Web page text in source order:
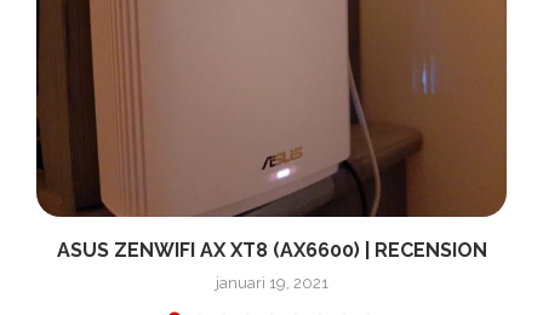
ASUS ZENWIFI AX XT8 (AX6600) | RECENSION
januari 19, 2021